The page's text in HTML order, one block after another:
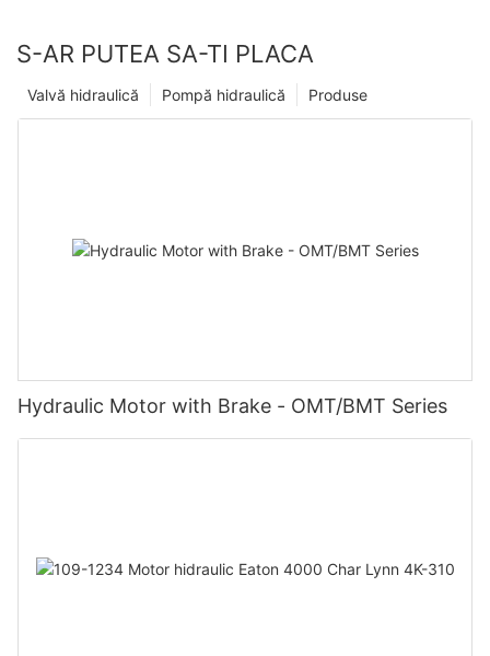
S-AR PUTEA SA-TI PLACA
Produse
Pompă hidraulică
Valvă hidraulică
Hydraulic Motor with Brake - OMT/BMT Series